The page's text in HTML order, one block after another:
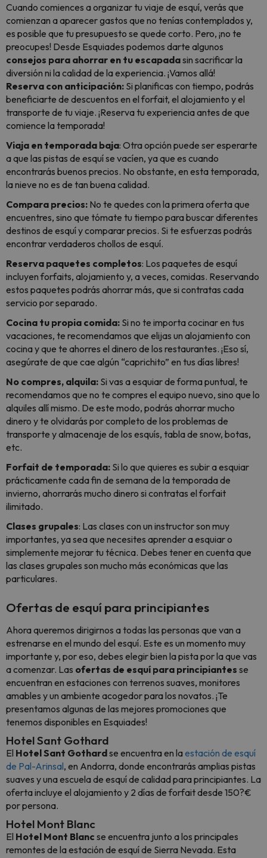
Cuando comiences a organizar tu viaje de esquí, verás que
comienzan a aparecer gastos que no tenías contemplados y,
es posible que tu presupuesto se quede corto. Pero, ¡no te
preocupes! Desde Esquiades podemos darte algunos
consejos para ahorrar en tu escapadasin sacrificar la
diversión ni la calidad de la experiencia. ¡Vamos allá!
Reserva con anticipación: Si planificas con tiempo, podrás
beneficiarte de descuentos en el forfait, el alojamiento y el
transporte de tu viaje. ¡Reserva tu experiencia antes de que
comience la temporada!
Viaja en temporada baja: Otra opción puede ser esperarte
a que las pistas de esquí se vacíen, ya que es cuando
encontrarás buenos precios. No obstante, en esta temporada,
la nieve no es de tan buena calidad.
Compara precios: No te quedes con la primera oferta que
encuentres, sino que tómate tu tiempo para buscar diferentes
destinos de esquí y comparar precios. Si te esfuerzas podrás
encontrar verdaderos chollos de esquí.
Reserva paquetes completos: Los paquetes de esquí
incluyen forfaits, alojamiento y, a veces, comidas. Reservando
estos paquetes podrás ahorrar más, que si contratas cada
servicio por separado.
Cocina tu propia comida: Si no te importa cocinar en tus
vacaciones, te recomendamos que elijas un alojamiento con
cocina y que te ahorres el dinero de los restaurantes. ¡Eso sí,
asegúrate de que cae algún “caprichito” en tus días libres!
No compres, alquila: Si vas a esquiar de forma puntual, te
recomendamos que no te compres el equipo nuevo, sino que lo
alquiles allí mismo. De este modo, podrás ahorrar mucho
dinero y te olvidarás por completo de los problemas de
transporte y almacenaje de los esquís, tabla de snow, botas,
etc.
Forfait de temporada: Si lo que quieres es subir a esquiar
prácticamente cada fin de semana de la temporada de
invierno, ahorrarás mucho dinero si contratas el forfait
ilimitado.
Clases grupales: Las clases con un instructor son muy
importantes, ya sea que necesites aprender a esquiar o
simplemente mejorar tu técnica. Debes tener en cuenta que
las clases grupales son mucho más económicas que las
particulares.
Ofertas de esquí para principiantes
Ahora queremos dirigirnos a todas las personas que van a
estrenarse en el mundo del esquí. Este es un momento muy
importante y, por eso, debes elegir bien la pista por la que vas
a comenzar. Las ofertas de esquí para principiantes se
encuentran en estaciones con terrenos suaves, monitores
amables y un ambiente acogedor para los novatos. ¡Te
presentamos algunas de las mejores promociones que
tenemos disponibles en Esquiades!
Hotel Sant Gothard
El Hotel Sant Gothardse encuentra en laestación de esquí
de Pal-Arinsal, en Andorra, donde encontrarás amplias pistas
suaves y una escuela de esquí de calidad para principiantes. La
oferta incluye el alojamiento y 2 días de forfait desde 150?€
por persona.
Hotel Mont Blanc
El Hotel Mont Blanc se encuentra junto a los principales
remontes de la estación de esquí de Sierra Nevada. Esta